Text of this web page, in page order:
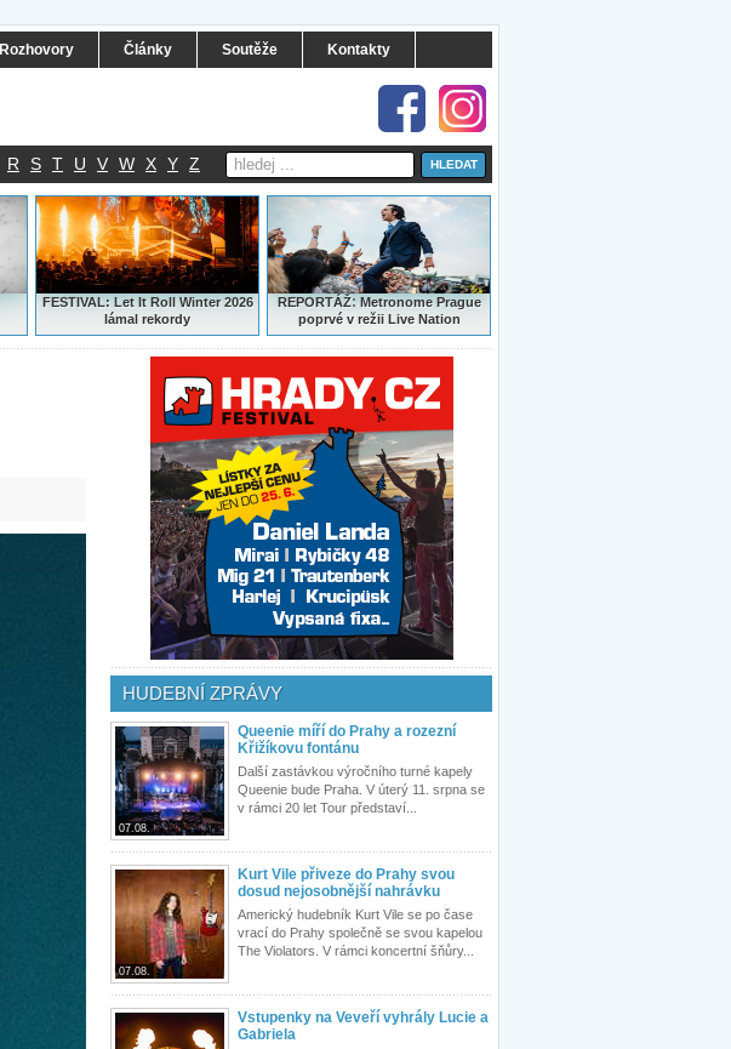
Rozhovory Články Soutěže Kontakty
R S T U V W X Y Z
FESTIVAL: Let It Roll Winter 2026
lámal rekordy
REPORTÁŽ:Metronome Prague
poprvé v režii Live Nation
HUDEBNÍ ZPRÁVY
07.08.
Queenie míří do Prahy a rozezní
Křižíkovu fontánu
Další zastávkou výročního turné kapely
Queenie bude Praha. V úterý 11. srpna se
v rámci 20 let Tour představí...
07.08.
Kurt Vile přiveze do Prahy svou
dosud nejosobnější nahrávku
Americký hudebník Kurt Vile se po čase
vrací do Prahy společně se svou kapelou
The Violators. V rámci koncertní šňůry...
Vstupenky na Veveří vyhrály Lucie a
Gabriela